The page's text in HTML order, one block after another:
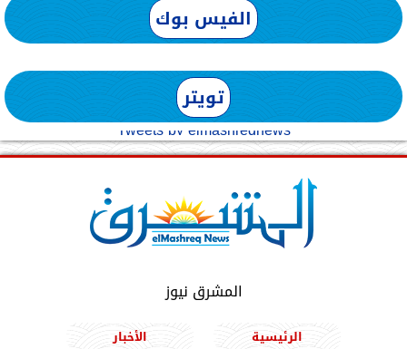
الفيس بوك
تويتر
Tweets by elmashreqnews
المشرق نيوز
الرئيسية
الأخبار